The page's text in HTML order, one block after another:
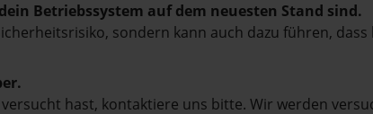
Betriebssystem auf dem neuesten Stand sind.
sondern kann auch dazu führen,
hast, kontaktiere uns bitte. Wir werden